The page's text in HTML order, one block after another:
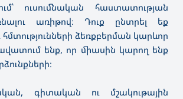
ուսումնական հաստատության
առիթով։ Դուք ընտրել եք
ձեռքբերման կարևոր
ենք, որ միասին կարող ենք
գիտական ու մշակութային